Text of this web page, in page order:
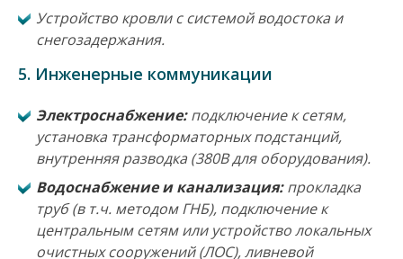
Устройство кровли с системой водостока и
снегозадержания.
5. Инженерные коммуникации
Электроснабжение:подключение к сетям,
установка трансформаторных подстанций,
внутренняя разводка (380В для оборудования).
Водоснабжение и канализация:прокладка
труб (в т.ч. методом ГНБ), подключение к
центральным сетям или устройство локальных
очистных сооружений (ЛОС), ливневой